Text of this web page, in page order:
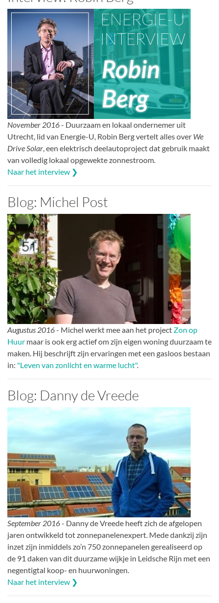
November 2016- Duurzaam en lokaal ondernemer uit
Utrecht, lid van Energie-U, Robin Berg vertelt alles over We
Drive Solar, een elektrisch deelautoproject dat gebruik maakt
van volledig lokaal opgewekte zonnestroom.
Naar het interview ❯
Blog: Michel Post
Augustus 2016- Michel werkt mee aan het project Zon op
Huur maar is ook erg actief om zijn eigen woning duurzaam te
maken. Hij beschrijft zijn ervaringen met een gasloos bestaan
in: "Leven van zonlicht en warme lucht".
Blog: Danny de Vreede
September 2016- Danny de Vreede heeft zich de afgelopen
jaren ontwikkeld tot zonnepanelenexpert. Mede dankzij zijn
inzet zijn inmiddels zo’n 750 zonnepanelen gerealiseerd op
de 91 daken van dit duurzame wijkje in Leidsche Rijn met een
negentigtal koop- en huurwoningen.
Naar het interview ❯